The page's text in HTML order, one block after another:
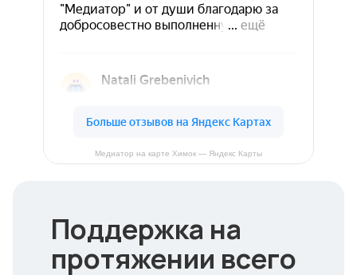
Поддержка на
протяжении всего
Медиатор на карте Химок — Яндекс Карты